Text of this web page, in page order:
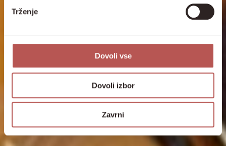
Trženje
Dovoli vse
Dovoli izbor
Zavrni